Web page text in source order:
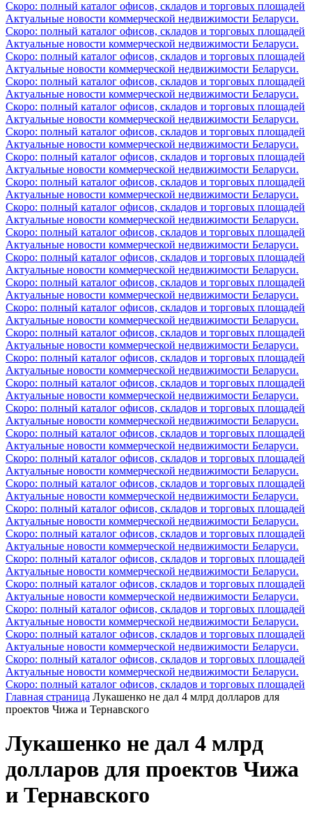
Скоро: полный каталог офисов, складов и торговых площадей
Актуальные новости коммерческой недвижимости Беларуси.
Скоро: полный каталог офисов, складов и торговых площадей
Актуальные новости коммерческой недвижимости Беларуси.
Скоро: полный каталог офисов, складов и торговых площадей
Актуальные новости коммерческой недвижимости Беларуси.
Скоро: полный каталог офисов, складов и торговых площадей
Актуальные новости коммерческой недвижимости Беларуси.
Скоро: полный каталог офисов, складов и торговых площадей
Актуальные новости коммерческой недвижимости Беларуси.
Скоро: полный каталог офисов, складов и торговых площадей
Актуальные новости коммерческой недвижимости Беларуси.
Скоро: полный каталог офисов, складов и торговых площадей
Актуальные новости коммерческой недвижимости Беларуси.
Скоро: полный каталог офисов, складов и торговых площадей
Актуальные новости коммерческой недвижимости Беларуси.
Скоро: полный каталог офисов, складов и торговых площадей
Актуальные новости коммерческой недвижимости Беларуси.
Скоро: полный каталог офисов, складов и торговых площадей
Актуальные новости коммерческой недвижимости Беларуси.
Скоро: полный каталог офисов, складов и торговых площадей
Актуальные новости коммерческой недвижимости Беларуси.
Скоро: полный каталог офисов, складов и торговых площадей
Актуальные новости коммерческой недвижимости Беларуси.
Скоро: полный каталог офисов, складов и торговых площадей
Актуальные новости коммерческой недвижимости Беларуси.
Скоро: полный каталог офисов, складов и торговых площадей
Актуальные новости коммерческой недвижимости Беларуси.
Скоро: полный каталог офисов, складов и торговых площадей
Актуальные новости коммерческой недвижимости Беларуси.
Скоро: полный каталог офисов, складов и торговых площадей
Актуальные новости коммерческой недвижимости Беларуси.
Скоро: полный каталог офисов, складов и торговых площадей
Актуальные новости коммерческой недвижимости Беларуси.
Скоро: полный каталог офисов, складов и торговых площадей
Актуальные новости коммерческой недвижимости Беларуси.
Скоро: полный каталог офисов, складов и торговых площадей
Актуальные новости коммерческой недвижимости Беларуси.
Скоро: полный каталог офисов, складов и торговых площадей
Актуальные новости коммерческой недвижимости Беларуси.
Скоро: полный каталог офисов, складов и торговых площадей
Актуальные новости коммерческой недвижимости Беларуси.
Скоро: полный каталог офисов, складов и торговых площадей
Актуальные новости коммерческой недвижимости Беларуси.
Скоро: полный каталог офисов, складов и торговых площадей
Актуальные новости коммерческой недвижимости Беларуси.
Скоро: полный каталог офисов, складов и торговых площадей
Актуальные новости коммерческой недвижимости Беларуси.
Скоро: полный каталог офисов, складов и торговых площадей
Актуальные новости коммерческой недвижимости Беларуси.
Скоро: полный каталог офисов, складов и торговых площадей
Актуальные новости коммерческой недвижимости Беларуси.
Скоро: полный каталог офисов, складов и торговых площадей
Актуальные новости коммерческой недвижимости Беларуси.
Скоро: полный каталог офисов, складов и торговых площадей
Главная страница Лукашенко не дал 4 млрд долларов для
проектов Чижа и Тернавского
Лукашенко не дал 4 млрд
долларов для проектов Чижа
и Тернавского